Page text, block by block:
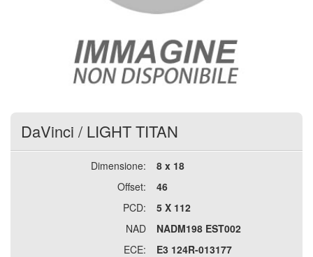
DaVinci / LIGHT TITAN
Dimensione:
8 x 18
Offset:
46
PCD:
5 X 112
NAD
NADM198 EST002
ECE:
E3 124R-013177